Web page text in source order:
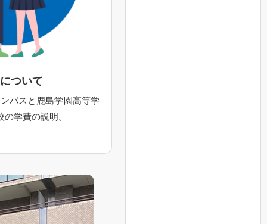
について
パスと鹿島学園高等学
学費の説明。